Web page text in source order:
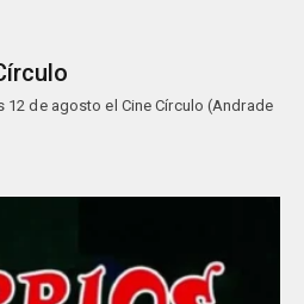
12 de agosto el Cine Círculo (Andrade